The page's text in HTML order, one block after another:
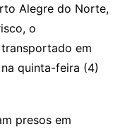
Alegre do Norte,
o
em
quinta-feira (4)
presos em